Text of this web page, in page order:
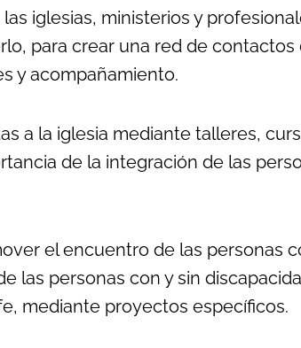
iglesias, ministerios y
para crear una red de
y acompañamiento.
a la iglesia mediante talleres,
de la integración de las
el encuentro de las personas
las personas con y sin
mediante proyectos específicos.